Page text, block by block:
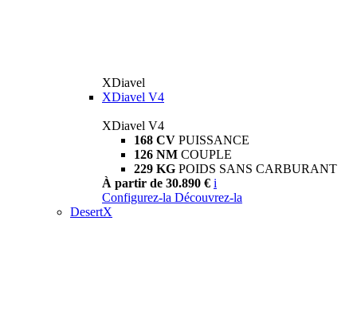
XDiavel
XDiavel V4
XDiavel V4
168 CV PUISSANCE
126 NM COUPLE
229 KG POIDS SANS CARBURANT
À partir de 30.890 € i
Configurez-la Découvrez-la
DesertX